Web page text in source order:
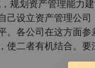
规划资产管理能力
己设立资产管理公
。各公司在这方面
使二者有机结合。